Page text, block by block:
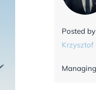
Posted by
Krzysztof